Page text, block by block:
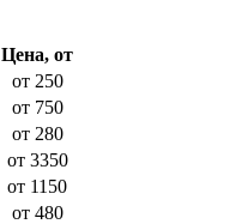
Цена, от
от 250
от 750
от 280
от 3350
от 1150
от 480